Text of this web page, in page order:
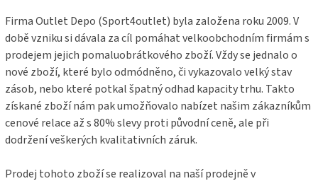
Firma Outlet Depo (Sport4outlet) byla založena roku 2009. V
době vzniku si dávala za cíl pomáhat velkoobchodním firmám s
prodejem jejich pomaluobrátkového zboží. Vždy se jednalo o
nové zboží, které bylo odmódněno, či vykazovalo velký stav
zásob, nebo které potkal špatný odhad kapacity trhu. Takto
získané zboží nám pak umožňovalo nabízet našim zákazníkům
cenové relace až s 80% slevy proti původní ceně, ale při
dodržení veškerých kvalitativních záruk.
Prodej tohoto zboží se realizoval na naší prodejně v